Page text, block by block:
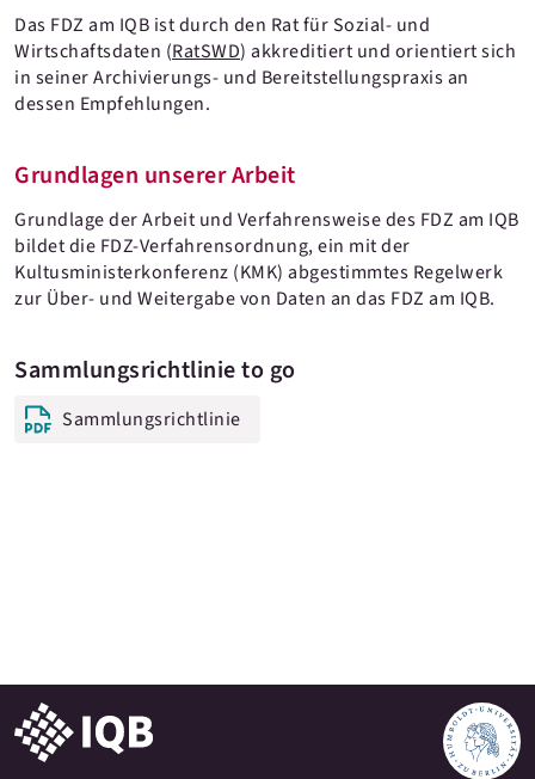
Das FDZ am IQB ist durch den Rat für Sozial- und
Wirtschaftsdaten (RatSWD) akkreditiert und orientiert sich
in seiner Archivierungs- und Bereitstellungspraxis an
dessen Empfehlungen.
Grundlagen unserer Arbeit
Grundlage der Arbeit und Verfahrensweise des FDZ am IQB
bildet die FDZ-Verfahrensordnung, ein mit der
Kultusministerkonferenz (KMK) abgestimmtes Regelwerk
zur Über- und Weitergabe von Daten an das FDZ am IQB.
Sammlungsrichtlinie to go
Sammlungsrichtlinie